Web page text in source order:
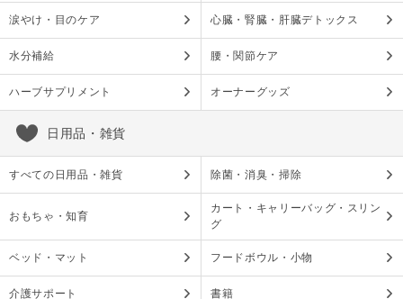
涙やけ・目のケア 心臓・腎臓・肝臓デトックス
水分補給 腰・関節ケア
ハーブサプリメント オーナーグッズ
日用品・雑貨
すべての日用品・雑貨 除菌・消臭・掃除
おもちゃ・知育
カート・キャリーバッグ・スリン
グ
ベッド・マット フードボウル・小物
介護サポート 書籍